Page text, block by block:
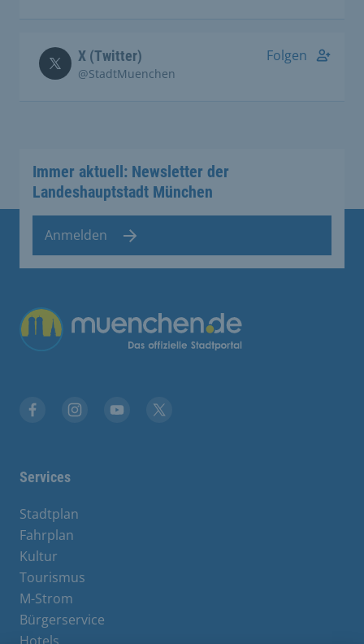
X (Twitter)
@StadtMuenchen
Folgen
Immer aktuell: Newsletter der
Landeshauptstadt München
Anmelden
Übergreifende Links
Services
Stadtplan
Fahrplan
Kultur
Tourismus
M-Strom
Bürgerservice